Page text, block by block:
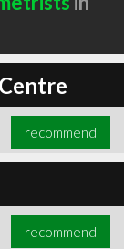
recommend
recommend